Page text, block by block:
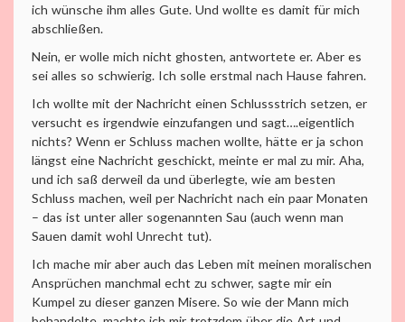
ich wünsche ihm alles Gute. Und wollte es damit für mich
abschließen.
Nein, er wolle mich nicht ghosten, antwortete er. Aber es
sei alles so schwierig. Ich solle erstmal nach Hause fahren.
Ich wollte mit der Nachricht einen Schlussstrich setzen, er
versucht es irgendwie einzufangen und sagt….eigentlich
nichts? Wenn er Schluss machen wollte, hätte er ja schon
längst eine Nachricht geschickt, meinte er mal zu mir. Aha,
und ich saß derweil da und überlegte, wie am besten
Schluss machen, weil per Nachricht nach ein paar Monaten
– das ist unter aller sogenannten Sau (auch wenn man
Sauen damit wohl Unrecht tut).
Ich mache mir aber auch das Leben mit meinen moralischen
Ansprüchen manchmal echt zu schwer, sagte mir ein
Kumpel zu dieser ganzen Misere. So wie der Mann mich